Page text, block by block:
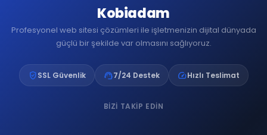
Kobiadam
Profesyonel web sitesi çözümleri ile işletmenizin dijital dünyada
güçlü bir şekilde var olmasını sağlıyoruz.
verified_userSSL Güvenlik support_agent7/24 Destek speedHızlı Teslimat
BIZI TAKIP EDIN